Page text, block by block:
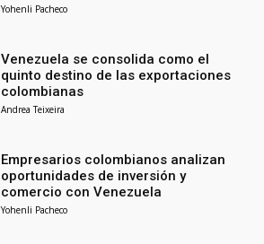
Yohenli Pacheco
Venezuela se consolida como el
quinto destino de las exportaciones
colombianas
Andrea Teixeira
Empresarios colombianos analizan
oportunidades de inversión y
comercio con Venezuela
Yohenli Pacheco